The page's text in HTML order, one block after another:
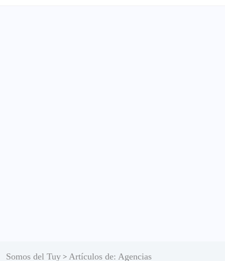
Somos del Tuy > Artículos de: Agencias